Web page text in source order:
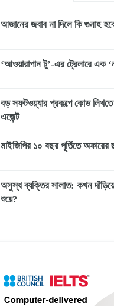
আজানের জবাব না দিলে কি গুনাহ
‘আওয়ারাপান টু’-এর ট্রেলারে এক
বড় সফটওয়্যার প্রকল্পে কোড
এজেন্ট
মাইজিপির ১০ বছর পূর্তিতে অফারের
অসুস্থ ব্যক্তির সালাত: কখন
শুয়ে?